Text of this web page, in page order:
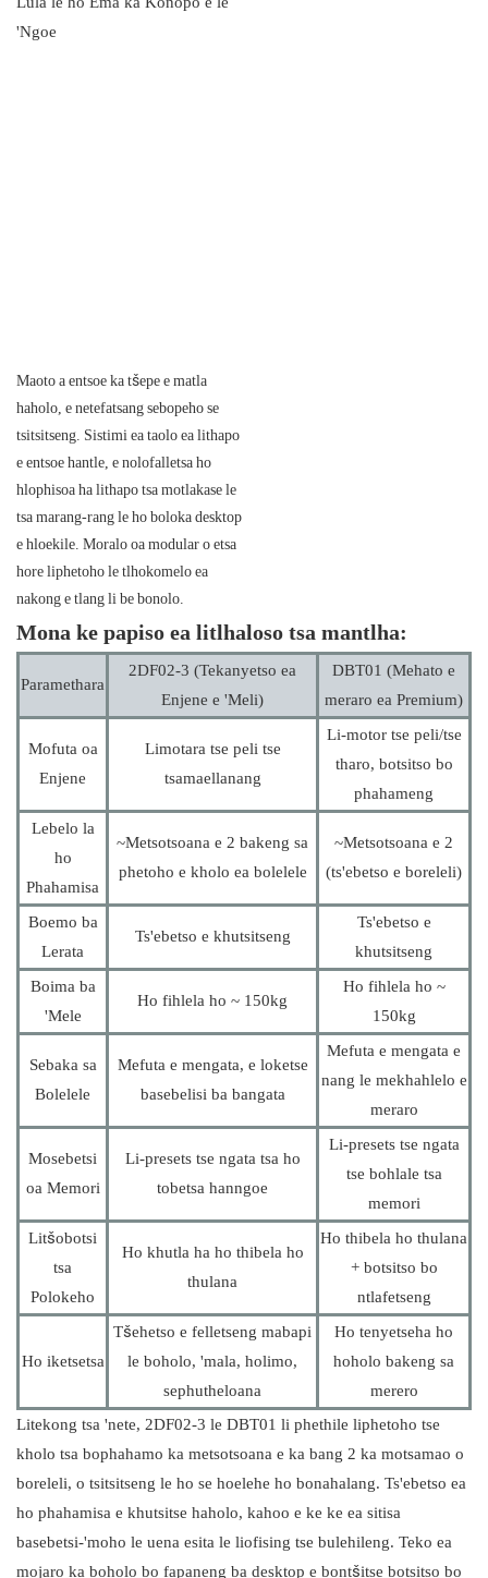
Maoto a entsoe ka tšepe e matla
haholo, e netefatsang sebopeho se
tsitsitseng. Sistimi ea taolo ea lithapo
e entsoe hantle, e nolofalletsa ho
hlophisoa ha lithapo tsa motlakase le
tsa marang-rang le ho boloka desktop
e hloekile. Moralo oa modular o etsa
hore liphetoho le tlhokomelo ea
nakong e tlang li be bonolo.
Mona ke papiso ea litlhaloso tsa mantlha:
Paramethara
2DF02-3 (Tekanyetso ea
Enjene e 'Meli)
DBT01 (Mehato e
meraro ea Premium)
Mofuta oa
Enjene
Limotara tse peli tse
tsamaellanang
Li-motor tse peli/tse
tharo, botsitso bo
phahameng
Lebelo la
ho
Phahamisa
~Metsotsoana e 2 bakeng sa
phetoho e kholo ea bolelele
~Metsotsoana e 2
(ts'ebetso e boreleli)
Boemo ba
Lerata
Ts'ebetso e khutsitseng
Ts'ebetso e
khutsitseng
Boima ba
'Mele
Ho fihlela ho ~ 150kg
Ho fihlela ho ~
150kg
Sebaka sa
Bolelele
Mefuta e mengata, e loketse
basebelisi ba bangata
Mefuta e mengata e
nang le mekhahlelo e
meraro
Mosebetsi
oa Memori
Li-presets tse ngata tsa ho
tobetsa hanngoe
Li-presets tse ngata
tse bohlale tsa
memori
Litšobotsi
tsa
Polokeho
Ho khutla ha ho thibela ho
thulana
Ho thibela ho thulana
+ botsitso bo
ntlafetseng
Ho iketsetsa
Tšehetso e felletseng mabapi
le boholo, 'mala, holimo,
sephutheloana
Ho tenyetseha ho
hoholo bakeng sa
merero
Litekong tsa 'nete, 2DF02-3 le DBT01 li phethile liphetoho tse
kholo tsa bophahamo ka metsotsoana e ka bang 2 ka motsamao o
boreleli, o tsitsitseng le ho se hoelehe ho bonahalang. Ts'ebetso ea
ho phahamisa e khutsitse haholo, kahoo e ke ke ea sitisa
basebetsi-'moho le uena esita le liofising tse bulehileng. Teko ea
mojaro ka boholo bo fapaneng ba desktop e bontšitse botsitso bo